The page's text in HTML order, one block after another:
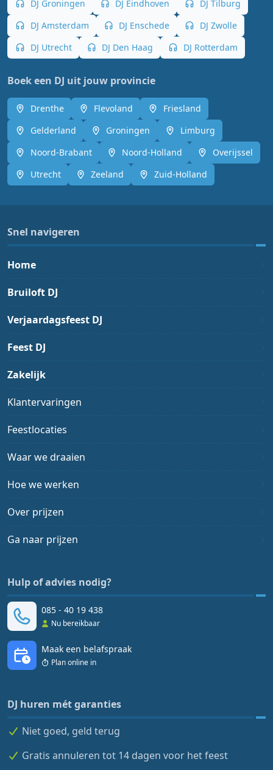
DJ Groningen
DJ Eindhoven
DJ Tilburg
DJ Amsterdam
DJ Enschede
DJ Zwolle
DJ Utrecht
DJ Den Haag DJ Rotterdam
Boek een DJ uit jouw provincie
Drenthe Flevoland
Friesland
Gelderland
Groningen
Limburg
Noord-Brabant
Noord-Holland
Overijssel
Utrecht
Zeeland Zuid-Holland
Snel navigeren
Home
Bruiloft DJ
Verjaardagsfeest DJ
Feest DJ
Zakelijk
Klantervaringen
Feestlocaties
Waar we draaien
Hoe we werken
Over prijzen
Ga naar prijzen
Hulp of advies nodig?
085 - 40 19 438
Nu bereikbaar
Maak een belafspraak
Plan online in
DJ huren mét garanties
Niet goed, geld terug
Gratis annuleren tot 14 dagen voor het feest